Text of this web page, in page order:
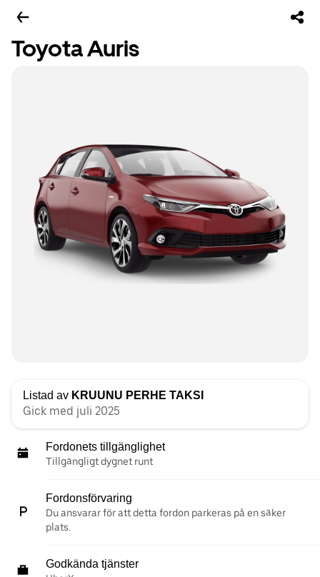
Toyota Auris
Listad av KRUUNU PERHE TAKSI
Gick med juli 2025
Fordonets tillgänglighet
Tillgängligt dygnet runt
Fordonsförvaring
Du ansvarar för att detta fordon parkeras på en säker
plats.
Godkända tjänster